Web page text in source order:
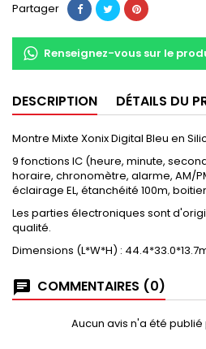
Partager
Renseignez-vous sur le
DESCRIPTION DÉTAILS DU
Montre Mixte Xonix Digital Bleu en
9 fonctions IC (heure, minute,
horaire, chronomètre, alarme, AM/
éclairage EL, étanchéité 100m,
Les parties électroniques sont
qualité.
Dimensions (L*W*H) :
COMMENTAIRES (0)
Aucun avis n'a été